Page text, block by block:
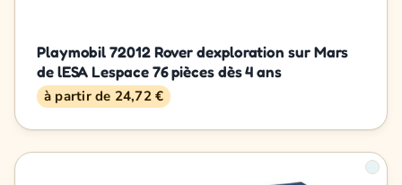
Playmobil 72012 Rover dexploration sur Mars
de lESA Lespace 76 pièces dès 4 ans
à partir de 24,72 €